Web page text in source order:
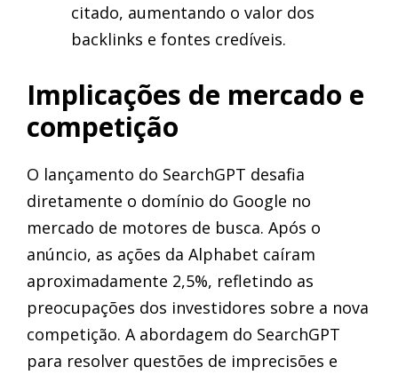
citado, aumentando o valor dos
backlinks e fontes credíveis.
Implicações de mercado e
competição
O lançamento do SearchGPT desafia
diretamente o domínio do Google no
mercado de motores de busca. Após o
anúncio, as ações da Alphabet caíram
aproximadamente 2,5%, refletindo as
preocupações dos investidores sobre a nova
competição. A abordagem do SearchGPT
para resolver questões de imprecisões e